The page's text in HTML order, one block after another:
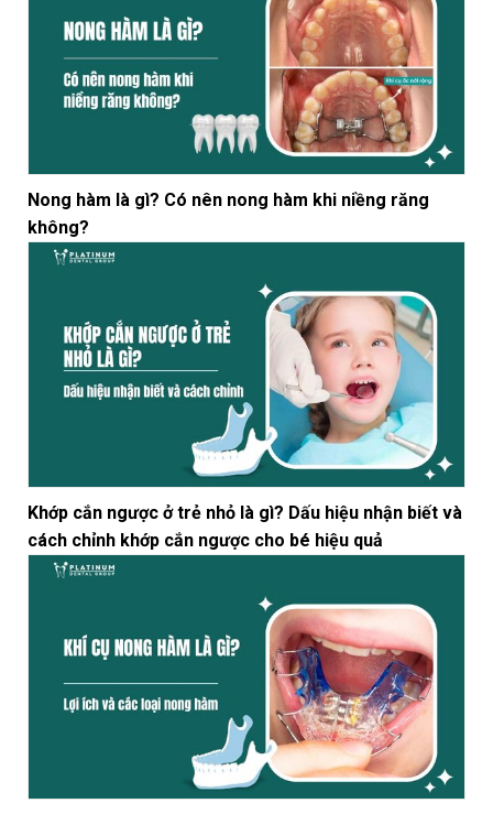
Nong hàm là gì? Có nên nong hàm khi niềng răng
không?
Khớp cắn ngược ở trẻ nhỏ là gì? Dấu hiệu nhận biết và
cách chỉnh khớp cắn ngược cho bé hiệu quả